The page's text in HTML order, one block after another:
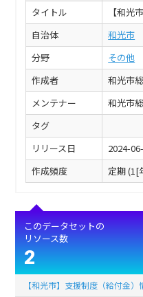
タイトル
【和光
自治体
和光市
分野
その他
作成者
和光市
メンテナー
和光市
タグ
リリース日
2024-
作成頻度
定期 (1[
このデータセットの
リソース数
2
【和光市】支援制度（給付金）